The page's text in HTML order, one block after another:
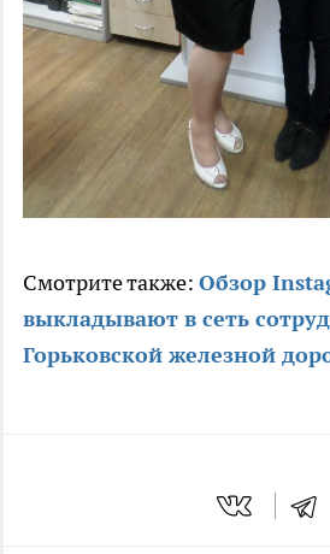
Смотрите также: Обзор
выкладывают в сеть
Горьковской железной